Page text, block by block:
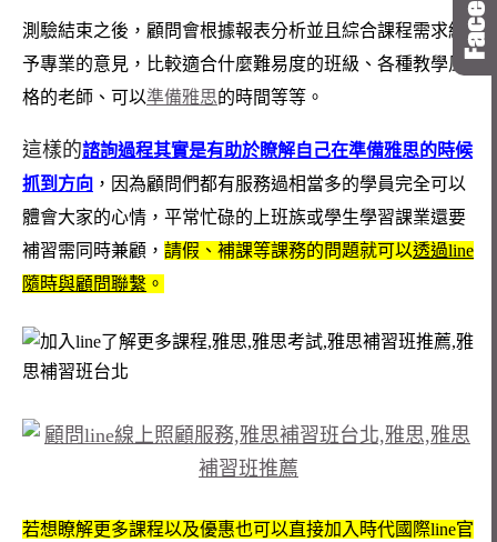
測驗結束之後，顧問會根據報表分析並且綜合課程需求給
予專業的意見，比較適合什麼難易度的班級、各種教學風
格的老師、可以準備雅思的時間等等。
這樣的諮詢過程其實是有助於瞭解自己在準備雅思的時候
抓到方向 ，因為顧問們都有服務過相當多的學員完全可以
體會大家的心情，平常忙碌的上班族或學生學習課業還要
補習需同時兼顧， 請假、補課等課務的問題就可以透過line
隨時與顧問聯繫 。
若想瞭解更多課程以及優惠也可以直接加入時代國際line官